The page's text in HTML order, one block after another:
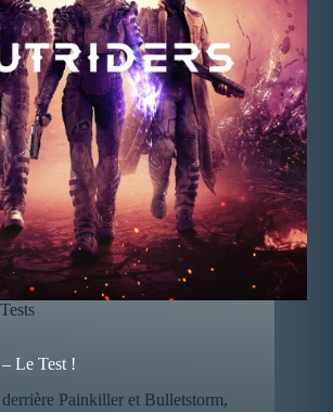
Tests
Le Test !
Painkiller et Bulletstorm,